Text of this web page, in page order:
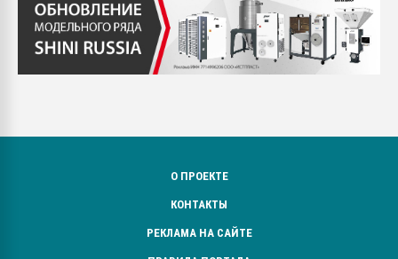
О ПРОЕКТЕ
КОНТАКТЫ
РЕКЛАМА НА САЙТЕ